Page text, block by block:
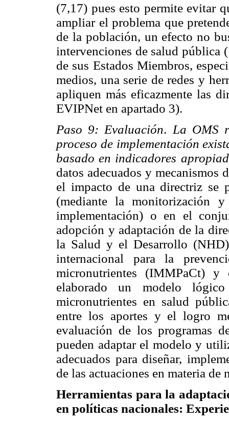
(7,17) pues esto permite evitar
ampliar el problema que
de la población, un efecto no
intervenciones de salud pública
de sus Estados Miembros,
medios, una serie de redes y
apliquen más eficazmente las
EVIPNet en apartado 3).
Paso 9: Evaluación. La OMS
proceso de implementación
basado en indicadores
datos adecuados y mecanismos
el impacto de una directriz se
(mediante la monitorización
implementación) o en el
adopción y adaptación de la
la Salud y el Desarrollo
internacional para la
micronutrientes (IMMPaCt) y
elaborado un modelo
micronutrientes en salud
entre los aportes y el logro
evaluación de los programas
pueden adaptar el modelo y
adecuados para diseñar,
de las actuaciones en materia de
Herramientas para la
en políticas nacionales: